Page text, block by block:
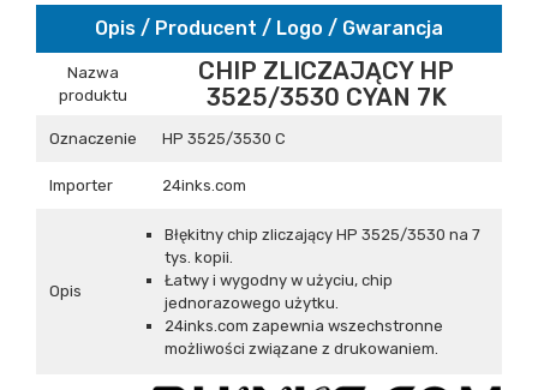
Opis / Producent / Logo / Gwarancja
Nazwa
produktu
CHIP ZLICZAJĄCY HP
3525/3530 CYAN 7K
Oznaczenie HP 3525/3530 C
Importer 24inks.com
Opis
Błękitny chip zliczający HP 3525/3530 na 7
tys. kopii.
Łatwy i wygodny w użyciu, chip
jednorazowego użytku.
24inks.com zapewnia wszechstronne
możliwości związane z drukowaniem.